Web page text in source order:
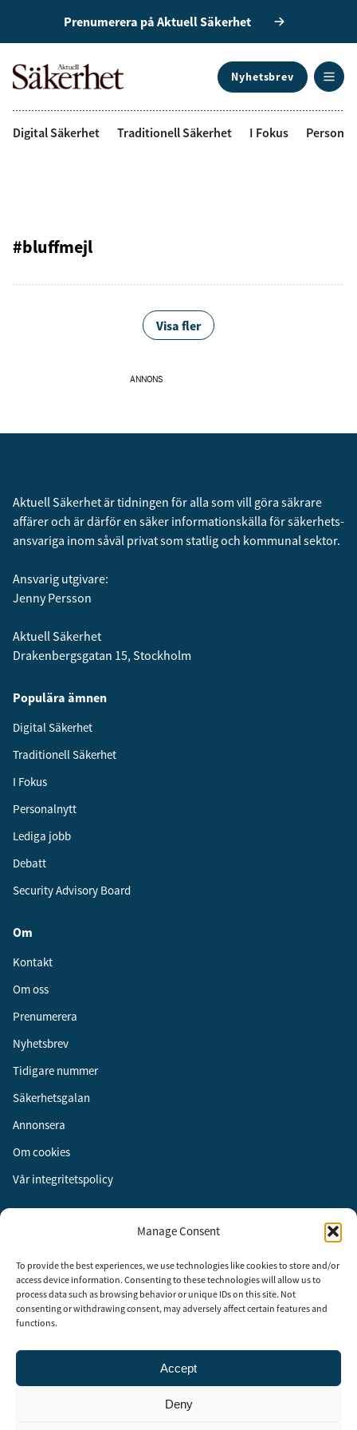
Manage Consent
To provide the best experiences, we use technologies like cookies to store and/or
access device information. Consenting to these technologies will allow us to
process data such as browsing behavior or unique IDs on this site. Not
consenting or withdrawing consent, may adversely affect certain features and
functions.
Accept
Deny
Prenumerera på Aktuell Säkerhet
Nyhetsbrev
Digital Säkerhet Traditionell Säkerhet I Fokus
#bluffmejl
Visa fler
ANNONS
Aktuell Säkerhet är tidningen för alla som vill göra säkrare
affärer och är därför en säker informationskälla för säkerhets­
ansvariga inom såväl privat som statlig och kommunal sektor.
Ansvarig utgivare:
Jenny Persson
Aktuell Säkerhet
Drakenbergsgatan 15, Stockholm
Populära ämnen
Digital Säkerhet
Traditionell Säkerhet
I Fokus
Personalnytt
Lediga jobb
Debatt
Security Advisory Board
Om
Kontakt
Om oss
Prenumerera
Nyhetsbrev
Tidigare nummer
Säkerhetsgalan
Annonsera
Om cookies
Vår integritetspolicy
Instagram
LinkedIn
Säkerhet år 2003 för att stimulera, utveckla och informera om